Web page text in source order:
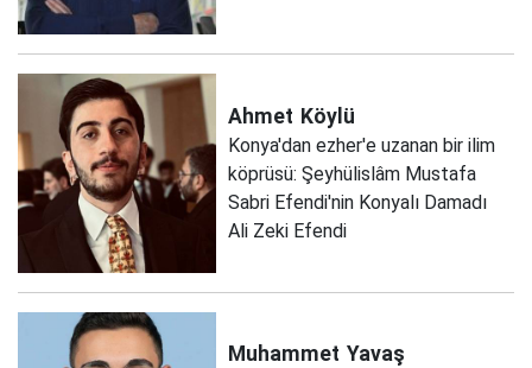
Ahmet Köylü
Konya'dan ezher'e uzanan bir ilim
köprüsü: Şeyhülislâm Mustafa
Sabri Efendi'nin Konyalı Damadı
Ali Zeki Efendi
Muhammet Yavaş